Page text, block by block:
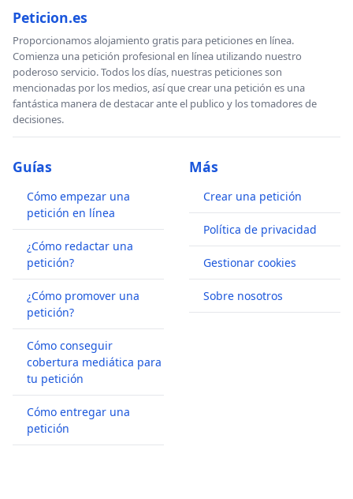
Peticion.es
Proporcionamos alojamiento gratis para peticiones en línea.
Comienza una petición profesional en línea utilizando nuestro
poderoso servicio. Todos los días, nuestras peticiones son
mencionadas por los medios, así que crear una petición es una
fantástica manera de destacar ante el publico y los tomadores de
decisiones.
Guías
Cómo empezar una
petición en línea
¿Cómo redactar una
petición?
¿Cómo promover una
petición?
Cómo conseguir
cobertura mediática para
tu petición
Cómo entregar una
petición
Más
Crear una petición
Política de privacidad
Gestionar cookies
Sobre nosotros